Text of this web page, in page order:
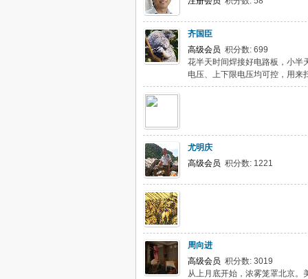
齐国臣
高级会员 积分数: 699
花半天时间焊接好电路板，小半
电压、上下限电压均可控，用来
尤明庆
高级会员 积分数: 1221
周向进
高级会员 积分数: 3019
从上月底开始，浓雾笼罩北京。